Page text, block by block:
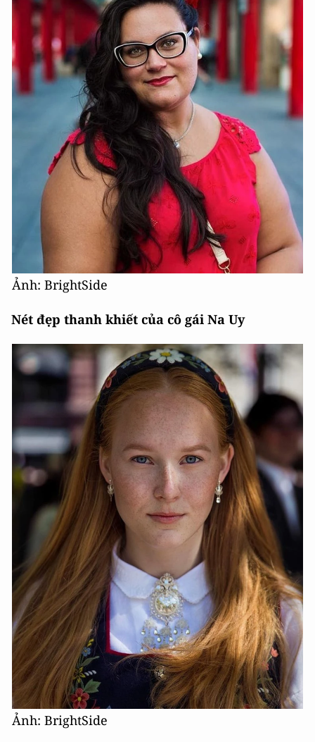
Ảnh: BrightSide
Nét đẹp thanh khiết của cô gái Na Uy
Ảnh: BrightSide